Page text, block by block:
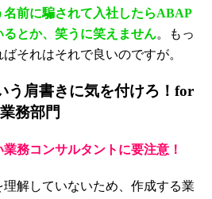
前に騙されて入社したらABAP
とか、笑うに笑えません。もっ
それはそれで良いのですが。
う肩書きに気を付けろ！for
務部門
務コンサルタントに要注意！
解していないため、作成する業